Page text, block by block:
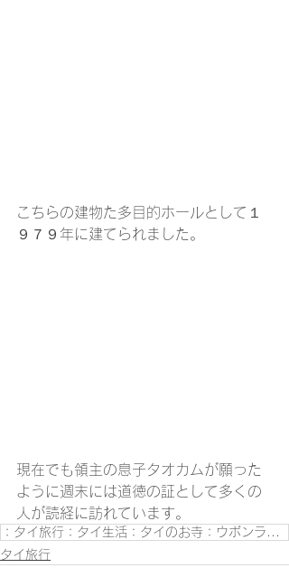
こちらの建物た多目的ホールとして１
９７９年に建てられました。
現在でも領主の息子タオカムが願った
ように週末には道徳の証として多くの
人が読経に訪れています。
：タイ旅行：タイ生活：タイのお寺：ウボンラーチャターニー：
タイ旅行